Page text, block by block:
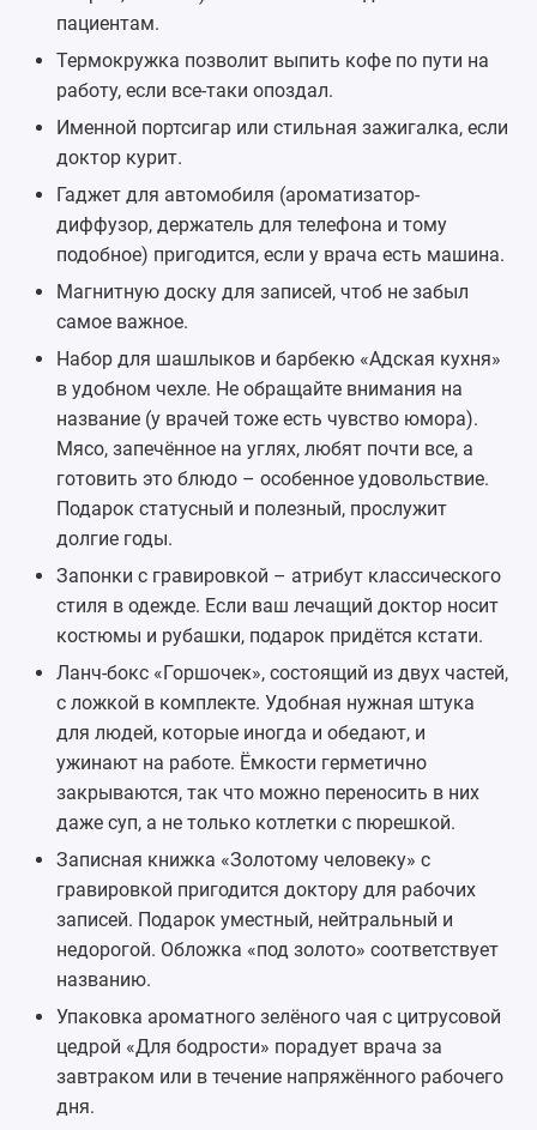
пациентам.
Термокружка позволит выпить кофе по пути на
работу, если все-таки опоздал.
Именной портсигар или стильная зажигалка, если
доктор курит.
Гаджет для автомобиля (ароматизатор-
диффузор, держатель для телефона и тому
подобное) пригодится, если у врача есть машина.
Магнитную доску для записей, чтоб не забыл
самое важное.
Набор для шашлыкови барбекю «Адская кухня»
в удобном чехле. Не обращайте внимания на
название (у врачей тоже есть чувство юмора).
Мясо, запечённое на углях, любят почти все, а
готовить это блюдо – особенное удовольствие.
Подарок статусный и полезный, прослужит
долгие годы.
Запонки с гравировкой – атрибут классического
стиля в одежде. Если ваш лечащий доктор носит
костюмы и рубашки, подарок придётся кстати.
Ланч-бокс «Горшочек», состоящий из двух частей,
с ложкой в комплекте. Удобная нужная штука
для людей, которые иногда и обедают, и
ужинают на работе. Ёмкости герметично
закрываются, так что можно переносить в них
даже суп, а не только котлетки с пюрешкой.
Записная книжка «Золотому человеку» с
гравировкой пригодится доктору для рабочих
записей. Подарок уместный, нейтральный и
недорогой. Обложка «под золото» соответствует
названию.
Упаковка ароматного зелёного чая с цитрусовой
цедрой «Для бодрости» порадует врача за
завтраком или в течение напряжённого рабочего
дня.